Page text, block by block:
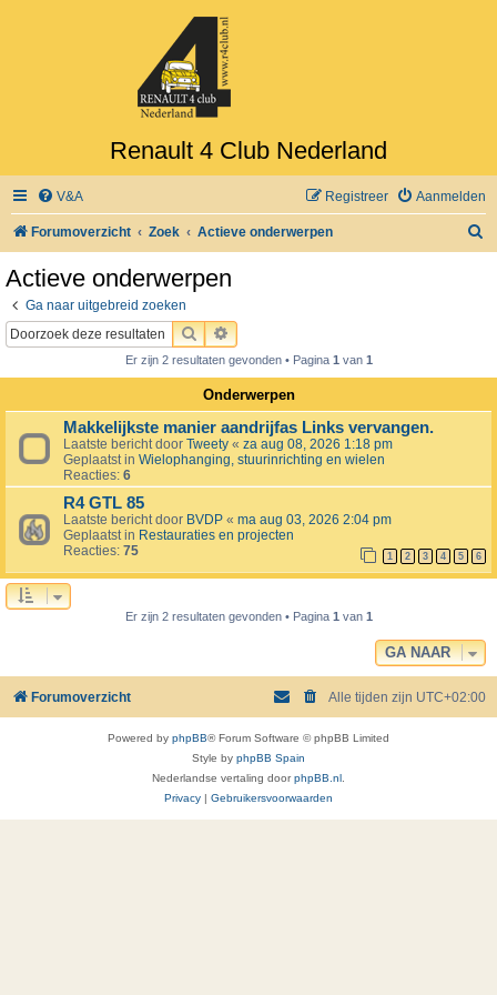
Renault 4 Club Nederland
V&A Aanmelden
Registreer
Forumoverzicht Zoek Actieve onderwerpen
Actieve onderwerpen
Ga naar uitgebreid zoeken
ZOEKUITGEBREID ZOEKEN
Er zijn 2 resultaten gevonden • Pagina 1van 1
Onderwerpen
Makkelijkste manier aandrijfas Links vervangen.
Laatste bericht door Tweety « za aug 08, 2026 1:18 pm
Geplaatst in Wielophanging, stuurinrichting en wielen
Reacties: 6
R4 GTL 85
Laatste bericht door BVDP « ma aug 03, 2026 2:04 pm
Geplaatst in Restauraties en projecten
Reacties: 75 1 2 3 4 5 6
Er zijn 2 resultaten gevonden • Pagina 1van 1
GA NAAR
Forumoverzicht Alle tijden zijn UTC+02:00
Powered by phpBB® Forum Software © phpBB Limited
Style by phpBB Spain
Nederlandse vertaling doorphpBB.nl .
Privacy
Gebruikersvoorwaarden